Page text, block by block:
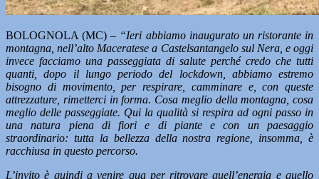
BOLOGNOLA (MC) – “Ieri abbiamo inaugurato un ristorante in
montagna, nell’alto Maceratese a Castelsantangelo sul Nera, e oggi
invece facciamo una passeggiata di salute perché credo che tutti
quanti, dopo il lungo periodo del lockdown, abbiamo estremo
bisogno di movimento, per respirare, camminare e, con queste
attrezzature, rimetterci in forma. Cosa meglio della montagna, cosa
meglio delle passeggiate. Qui la qualità si respira ad ogni passo in
una natura piena di fiori e di piante e con un paesaggio
straordinario: tutta la bellezza della nostra regione, insomma, è
racchiusa in questo percorso.
L’invito è quindi a venire qua per ritrovare quell’energia e quello